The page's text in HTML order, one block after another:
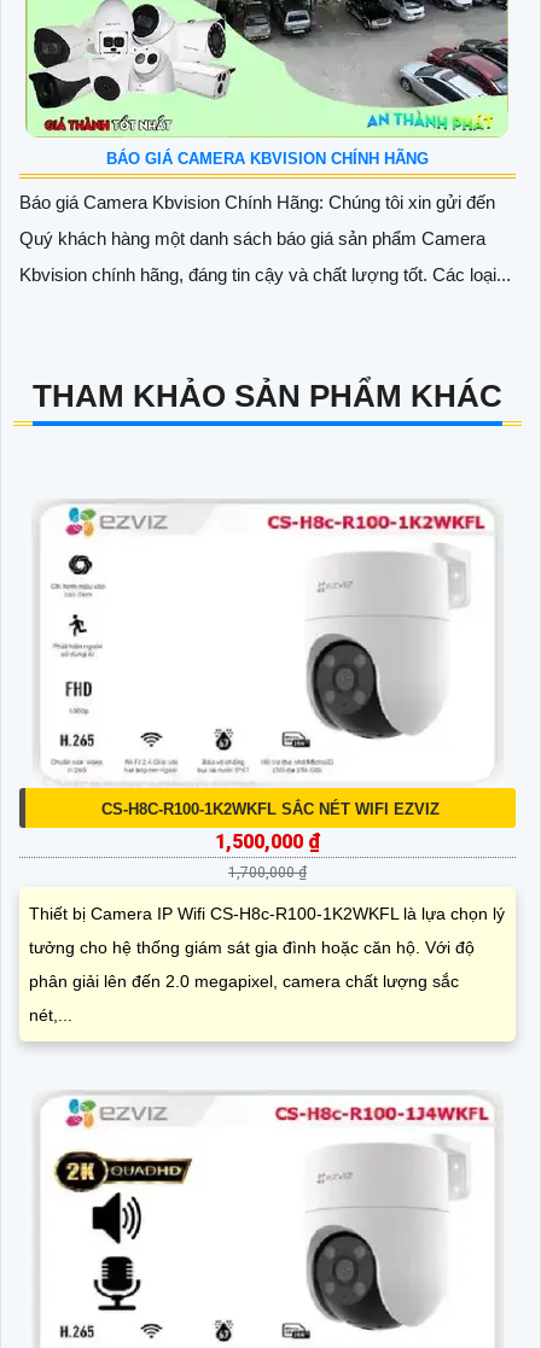
BÁO GIÁ CAMERA KBVISION CHÍNH HÃNG
Báo giá Camera Kbvision Chính Hãng: Chúng tôi xin gửi đến
Quý khách hàng một danh sách báo giá sản phẩm Camera
Kbvision chính hãng, đáng tin cậy và chất lượng tốt. Các loại...
THAM KHẢO SẢN PHẨM KHÁC
CS-H8C-R100-1K2WKFL SẮC NÉT WIFI EZVIZ
1,500,000 ₫
1,700,000 ₫
Thiết bị Camera IP Wifi CS-H8c-R100-1K2WKFL là lựa chọn lý
tưởng cho hệ thống giám sát gia đình hoặc căn hộ. Với độ
phân giải lên đến 2.0 megapixel, camera chất lượng sắc
nét,...